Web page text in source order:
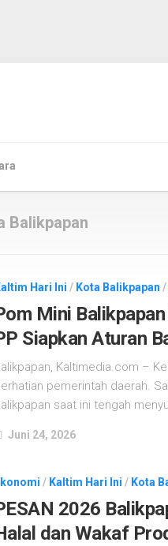
Balikpapan
Hari Ini / Kota Balikpapan /
Mini
Siapkan Aturan
Kaltimedia.com –
pemerintah daerah.
saat ini tengah
Juni 24, 2026
/ Kaltim Hari Ini / Kota
2026
dan Wakaf